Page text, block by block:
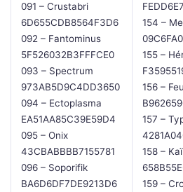
091 – Crustabri
6D655CDB8564F3D6
092 – Fantominus
5F526032B3FFFCE0
093 – Spectrum
973AB5D9C4DD3650
094 – Ectoplasma
EA51AA85C39E59D4
095 – Onix
43CBABBBB7155781
096 – Soporifik
BA6D6DF7DE9213D6
154 –
155 –
156 –
157 –
158 –
159 –